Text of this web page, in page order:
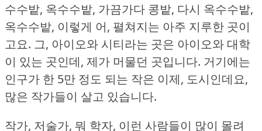
수수밭, 옥수수밭, 가끔가다 콩밭, 다시 옥수수밭,
옥수수밭, 이렇게 어, 펼쳐지는 아주 지루한 곳이
고요. 그, 아이오와 시티라는 곳은 아이오와 대학
이 있는 곳인데, 제가 머물던 곳입니다. 거기에는
인구가 한 5만 정도 되는 작은 이제, 도시인데요,
많은 작가들이 살고 있습니다.
작가, 저술가, 뭐 학자, 이런 사람들이 많이 몰려